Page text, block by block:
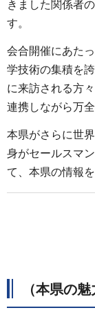
きました関係者
す。
会合開催にあた
学技術の集積を
に来訪される方
連携しながら万
本県がさらに世
身がセールスマ
て、本県の情報
（本県の